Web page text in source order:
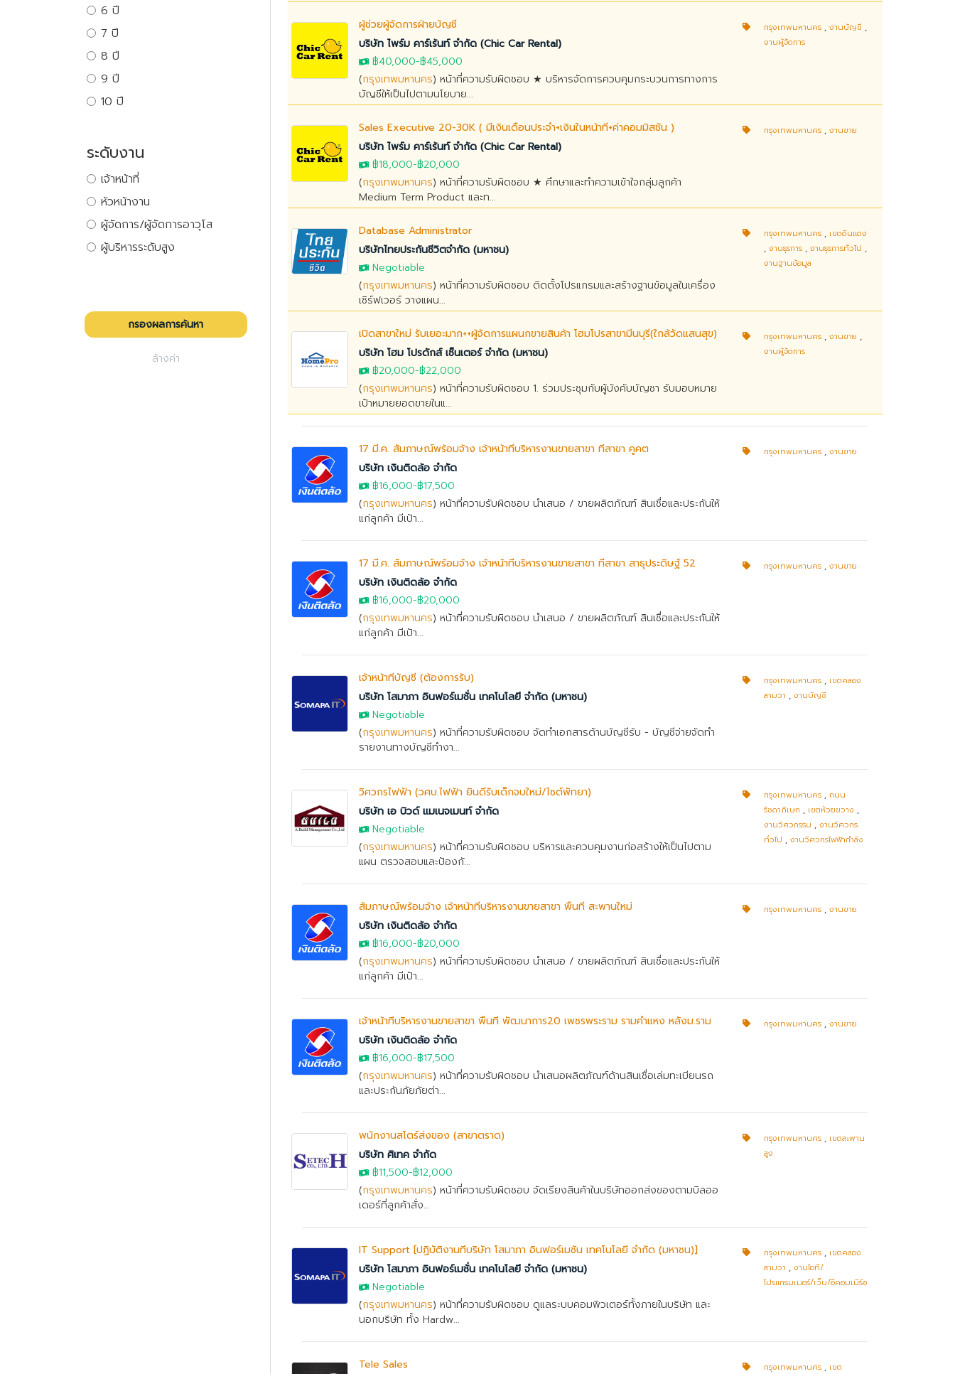
ผู้ช่วยผู้จัดการฝ่ายบัญชี
บริษัท ไพร์ม คาร์เร้นท์ จำกัด (Chic Car Rental)
฿40,000-฿45,000
(กรุงเทพมหานคร) หน้าที่ความรับผิดชอบ ★ บริหารจัดการควบคุมกระบวนการทางการ
บัญชีให้เป็นไปตามนโยบาย...
กรุงเทพมหานคร ,งานบัญชี ,
งานผู้จัดการ
Sales Executive 20-30K ( มีเงินเดือนประจำ+เงินในหน้าที่+ค่าคอมมิสชั่น )
บริษัท ไพร์ม คาร์เร้นท์ จำกัด (Chic Car Rental)
฿18,000-฿20,000
(กรุงเทพมหานคร) หน้าที่ความรับผิดชอบ ★ ศึกษาและทำความเข้าใจกลุ่มลูกค้า
Medium Term Product และท...
กรุงเทพมหานคร ,งานขาย
Database Administrator
บริษัทไทยประกันชีวิตจำกัด (มหาชน)
Negotiable
(กรุงเทพมหานคร) หน้าที่ความรับผิดชอบ ติดตั้งโปรแกรมและสร้างฐานข้อมูลในเครื่อง
เซิร์ฟเวอร์ วางแผน...
กรุงเทพมหานคร , เขตดินแดง
,งานธุรการ ,งานธุรการทั่วไป ,
งานฐานข้อมูล
เปิดสาขาใหม่ รับเยอะมาก++ผู้จัดการแผนกขายสินค้า โฮมโปรสาขามีนบุรี(ใกล้วัดแสนสุข)
บริษัท โฮม โปรดักส์ เซ็นเตอร์ จำกัด (มหาชน)
฿20,000-฿22,000
(กรุงเทพมหานคร) หน้าที่ความรับผิดชอบ 1. ร่วมประชุมกับผู้บังคับบัญชา รับมอบหมาย
เป้าหมายยอดขายในแ...
กรุงเทพมหานคร ,งานขาย ,
งานผู้จัดการ
17 มี.ค. สัมภาษณ์พร้อมจ้าง เจ้าหน้าที่บริหารงานขายสาขา ที่สาขา คูคต
บริษัท เงินติดล้อ จำกัด
฿16,000-฿17,500
(กรุงเทพมหานคร) หน้าที่ความรับผิดชอบ นำเสนอ / ขายผลิตภัณฑ์ สินเชื่อและประกันให้
แก่ลูกค้า มีเป้า...
กรุงเทพมหานคร ,งานขาย
17 มี.ค. สัมภาษณ์พร้อมจ้าง เจ้าหน้าที่บริหารงานขายสาขา ที่สาขา สาธุประดิษฐ์ 52
บริษัท เงินติดล้อ จำกัด
฿16,000-฿20,000
(กรุงเทพมหานคร) หน้าที่ความรับผิดชอบ นำเสนอ / ขายผลิตภัณฑ์ สินเชื่อและประกันให้
แก่ลูกค้า มีเป้า...
กรุงเทพมหานคร ,งานขาย
เจ้าหน้าที่บัญชี (ต้องการรับ)
บริษัท โสมาภา อินฟอร์เมชั่น เทคโนโลยี จำกัด (มหาชน)
Negotiable
(กรุงเทพมหานคร) หน้าที่ความรับผิดชอบ จัดทำเอกสารด้านบัญชีรับ - บัญชีจ่ายจัดทำ
รายงานทางบัญชีทำงา...
กรุงเทพมหานคร , เขตคลอง
สามวา ,งานบัญชี
วิศวกรไฟฟ้า (วศบ.ไฟฟ้า ยินดีรับเด็กจบใหม่/ไซต์พัทยา)
บริษัท เอ บิวด์ แมเนจเมนท์ จำกัด
Negotiable
(กรุงเทพมหานคร) หน้าที่ความรับผิดชอบ บริหารและควบคุมงานก่อสร้างให้เป็นไปตาม
แผน ตรวจสอบและป้องกั...
กรุงเทพมหานคร ,ถนน
รัชดาภิเษก , เขตห้วยขวาง ,
งานวิศวกรรม ,งานวิศวกร
ทั่วไป ,งานวิศวกรไฟฟ้ากำลัง
สัมภาษณ์พร้อมจ้าง เจ้าหน้าที่บริหารงานขายสาขา พื้นที่ สะพานใหม่
บริษัท เงินติดล้อ จำกัด
฿16,000-฿20,000
(กรุงเทพมหานคร) หน้าที่ความรับผิดชอบ นำเสนอ / ขายผลิตภัณฑ์ สินเชื่อและประกันให้
แก่ลูกค้า มีเป้า...
กรุงเทพมหานคร ,งานขาย
เจ้าหน้าที่บริหารงานขายสาขา พื้นที่ พัฒนาการ20 เพชรพระราม รามคำแหง หลังม.ราม
บริษัท เงินติดล้อ จำกัด
฿16,000-฿17,500
(กรุงเทพมหานคร) หน้าที่ความรับผิดชอบ นำเสนอผลิตภัณฑ์ด้านสินเชื่อเล่มทะเบียนรถ
และประกันภัยภัยต่า...
กรุงเทพมหานคร ,งานขาย
พนักงานสโตร์ส่งของ (สาขาตราด)
บริษัท ศิเทค จำกัด
฿11,500-฿12,000
(กรุงเทพมหานคร) หน้าที่ความรับผิดชอบ จัดเรียงสินค้าในบริษัทออกส่งของตามบิลออ
เดอร์ที่ลูกค้าสั่ง...
กรุงเทพมหานคร , เขตสะพาน
สูง
IT Support [ปฏิบัติงานที่บริษัท โสมาภา อินฟอร์เมชั่น เทคโนโลยี จำกัด (มหาชน)]
บริษัท โสมาภา อินฟอร์เมชั่น เทคโนโลยี จำกัด (มหาชน)
Negotiable
(กรุงเทพมหานคร) หน้าที่ความรับผิดชอบ ดูแลระบบคอมพิวเตอร์ทั้งภายในบริษัท และ
นอกบริษัท ทั้ง Hardw...
กรุงเทพมหานคร , เขตคลอง
สามวา ,งานไอที/
โปรแกรมเมอร์/เว็บ/อีคอมเมิร์ซ
Tele Sales กรุงเทพมหานคร , เขต
6 ปี
7 ปี
8 ปี
9 ปี
10 ปี
ระดับงาน
เจ้าหน้าที่
หัวหน้างาน
ผู้จัดการ/ผู้จัดการอาวุโส
ผู้บริหารระดับสูง